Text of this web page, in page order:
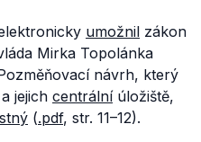
umožnil zákon
Mirka Topolánka
návrh, který
jejich centrálníúložiště,
(.pdf, str. 11–12).